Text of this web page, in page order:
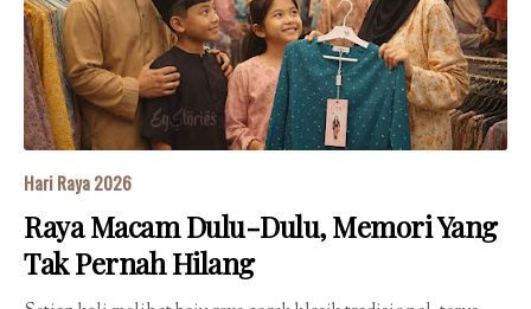
Hari Raya 2026
Raya Macam Dulu-Dulu, Memori Yang
Tak Pernah Hilang